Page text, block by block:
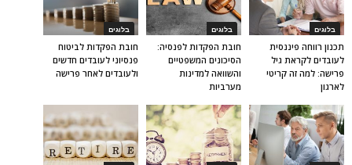
בלוגים
חובת הפקדות לביטוח
פנסיוני לעובדים חדשים
ולעובדים לאחר פרישה
בלוגים
חובת הפקדות לפנסיה:
הסיכונים המשפטיים
והשוואה למדינות
מערביות
בלוגים
תכנון רווחה פיננסית
לעובדים לקראת גיל
פרישה: למה זה קריטי
לארגון